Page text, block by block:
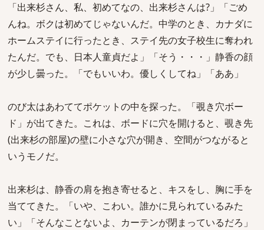
「出来杉さん、私、初めてなの、出来杉さんは?」「ごめ
んね。ボクは初めてじゃないんだ。中学のとき、カナダに
ホームステイに行ったとき、ステイ先の女子校生に奪われ
たんだ。でも、日本人童貞だよ」「そう・・・」静香の顔
が少し曇った。「でもいいわ。優しくしてね」「ああ」
のび太はあわててポケットの中を探った。「覗き穴ボー
ド」が出てきた。これは、ボードに穴を開けると、覗き先
(出来杉の部屋)の壁に小さな穴が開き、空間がつながると
いうモノだ。
出来杉は、静香の肩を抱き寄せると、キスをし、胸に手を
当ててきた。「いや、こわい。誰かに見られているみた
い」「そんなことないよ、カーテンが閉まっているだろ」